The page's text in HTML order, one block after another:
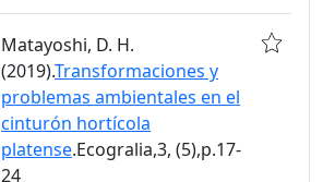
Matayoshi, D. H.
(2019).Transformaciones y
problemas ambientales en el
cinturón hortícola
platense.Ecogralia,3, (5),p.17-
24